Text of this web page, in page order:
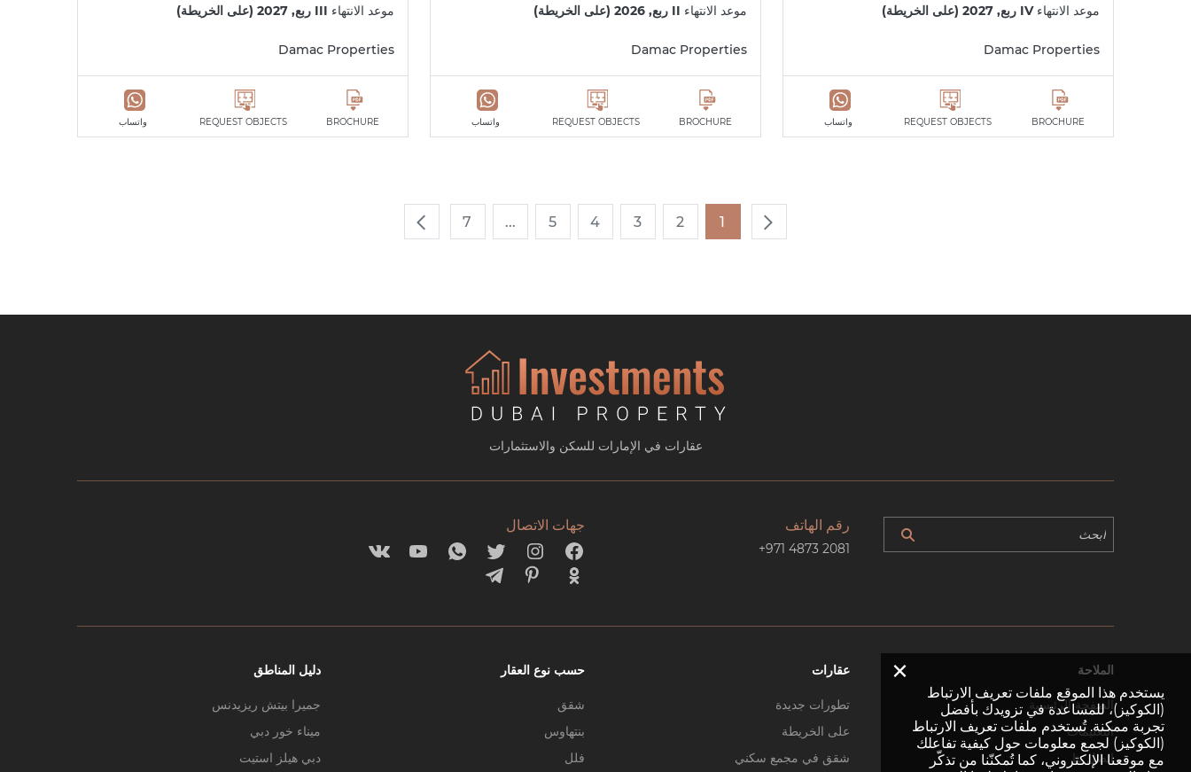
موعد الانتهاءIV ربع, 2027 (على الخريطة)
Damac Properties
BROCHURE
REQUEST OBJECTS واتساب
موعد الانتهاء II ربع, 2026 (على الخريطة)
Damac Properties
BROCHURE
REQUEST OBJECTS واتساب
موعد الانتهاء III ربع, 2027 (على الخريطة)
Damac Properties
BROCHURE
REQUEST OBJECTS واتساب
1
2
3
4
5
...
7
عقارات في الإمارات للسكن والاستثمارات
رقم الهاتف
+971 4873 2081
جهات الاتصال
الملاحة
الصفحة الرئيسية
التعليمات
اتصل بنا
عقارات
تطورات جديدة
على الخريطة
شقق في مجمع سكني
حسب نوع العقار
شقق
بنتهاوس
فلل
دليل المناطق
جميرا بيتش ريزيدنس
ميناء خور دبي
دبي هيلز استيت
×
يستخدم هذا الموقع ملفات تعريف الارتباط
(الكوكيز)، للمساعدة في تزويدك بأفضل
تجربة ممكنة. تُستخدم ملفات تعريف الارتباط
(الكوكيز) لجمع معلومات حول كيفية تفاعلك
مع موقعنا الإلكتروني، كما تُمكنّنا من تذكّر